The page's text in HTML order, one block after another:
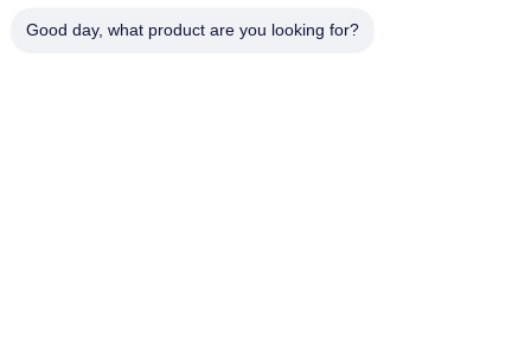
Zapisz się do naszego biuletynu z rabatami i innymi informacjami.
Good day, what product are you looking for?